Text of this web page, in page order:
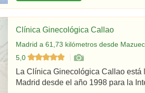
Clínica Ginecológica Callao
Madrid a 61,73 kilómetros desde
5,0
La Clínica Ginecológica Callao
Madrid desde el año 1998 para la